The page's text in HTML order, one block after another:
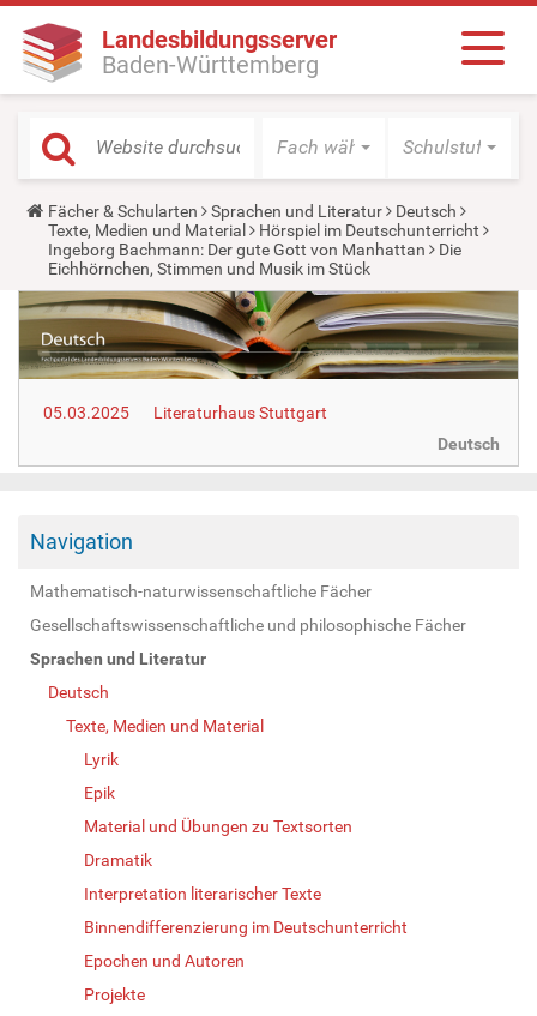
Landesbildungsserver
Baden-Württemberg
Fach wählen Schulstufe
Y
o
u
a
r
e
h
e
r
e
Fächer & Schularten Sprachen und Literatur
Deutsch
Texte, Medien und Material
Hörspiel im Deutschunterricht
Ingeborg Bachmann: Der gute Gott von Manhattan
Die
Eichhörnchen, Stimmen und Musik im Stück
05.03.2025
Literaturhaus Stuttgart
Deutsch
Navigation
Mathematisch-naturwissenschaftliche Fächer
Gesellschaftswissenschaftliche und philosophische Fächer
Sprachen und Literatur
Deutsch
Texte, Medien und Material
Lyrik
Epik
Material und Übungen zu Textsorten
Dramatik
Interpretation literarischer Texte
Binnendifferenzierung im Deutschunterricht
Epochen und Autoren
Projekte